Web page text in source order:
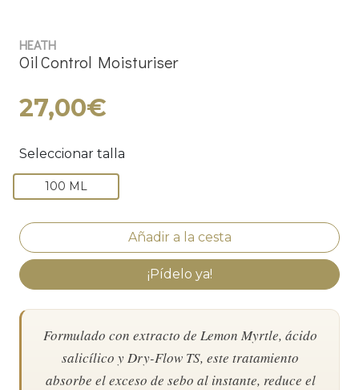
HEATH
Oil Control Moisturiser
27,00€
Seleccionar talla
100 ML
¡Pídelo ya!
Formulado con extracto de Lemon Myrtle, ácido
salicílico y Dry-Flow TS, este tratamiento
absorbe el exceso de sebo al instante, reduce el